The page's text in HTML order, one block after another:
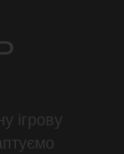
ігрову